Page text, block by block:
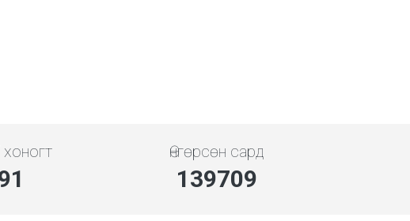
хоногт Өнгөрсөн сард
139709